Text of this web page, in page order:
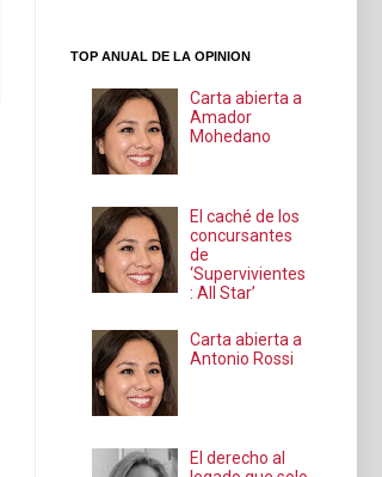
TOP ANUAL DE LA OPINION
Carta abierta a
Amador
Mohedano
El caché de los
concursantes
de
‘Supervivientes
: All Star’
Carta abierta a
Antonio Rossi
El derecho al